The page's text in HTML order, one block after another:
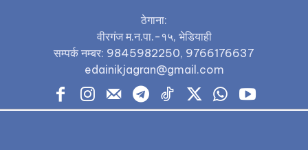
ठेगाना:
वीरगंज म.न.पा.-१५, भेडियाही
सम्पर्क नम्बर: 9845982250, 9766176637
edainikjagran@gmail.com